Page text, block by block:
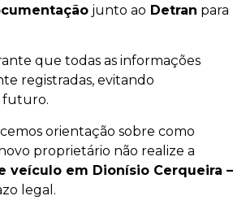
junto ao Detran para
que todas as informações
registradas, evitando
futuro.
orientação sobre como
proprietário não realize a
veículo em Dionísio Cerqueira –
legal.